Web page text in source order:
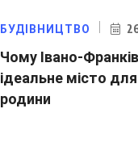
БУДІВНИЦТВО
Чому Івано-
ідеальне місто
родини